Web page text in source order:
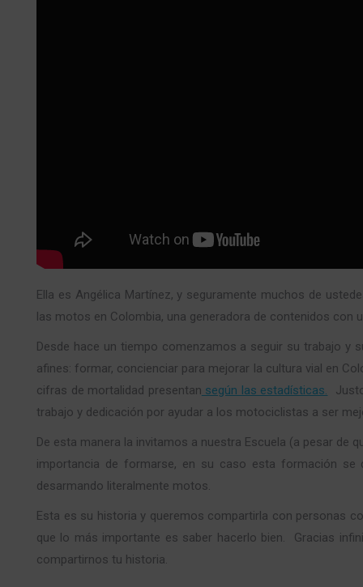
Ella es Angélica Martínez, y seguramente muchos de
las motos en Colombia, una generadora de contenidos con
Desde hace un tiempo comenzamos a seguir su trabajo
afines: formar, concienciar para mejorar la cultura vial en
cifras de mortalidad presentan según las estadísticas.
trabajo y dedicación por ayudar a los motociclistas a ser
De esta manera la invitamos a nuestra Escuela (a pesar de
importancia de formarse, en su caso esta formación se
desarmando literalmente motos.
Esta es su historia y queremos compartirla con personas
que lo más importante es saber hacerlo bien. Gracias
compartirnos tu historia.